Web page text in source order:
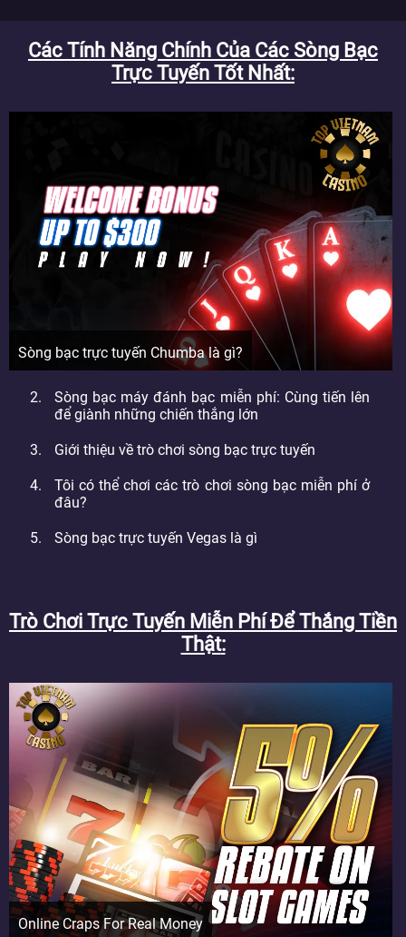
Các Tính Năng Chính Của Các Sòng Bạc
Trực Tuyến Tốt Nhất
Sòng bạc trực tuyến Chumba là gì?
Sòng bạc máy đánh bạc miễn phí: Cùng tiến lên
để giành những chiến thắng lớn
Giới thiệu về trò chơi sòng bạc trực tuyến
Tôi có thể chơi các trò chơi sòng bạc miễn phí ở
đâu?
Sòng bạc trực tuyến Vegas là gì
Trò Chơi Trực Tuyến Miễn Phí Để Thắng Tiền
Thật
Online Craps For Real Money